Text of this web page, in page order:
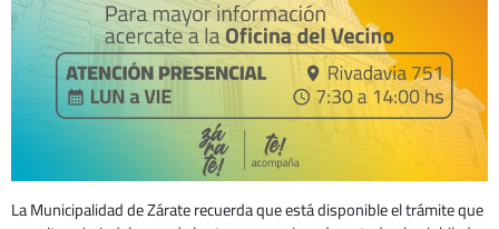
La Municipalidad de Zárate recuerda que está disponible el trámite que